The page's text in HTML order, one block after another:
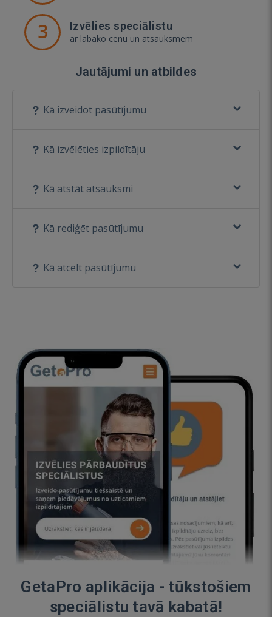
3 Izvēlies speciālistu
ar labāko cenu un atsauksmēm
Jautājumi un atbildes
Kā izveidot pasūtījumu
Kā izvēlēties izpildītāju
Kā atstāt atsauksmi
Kā rediģēt pasūtījumu
Kā atcelt pasūtījumu
GetaPro aplikācija - tūkstošiem
speciālistu tavā kabatā!